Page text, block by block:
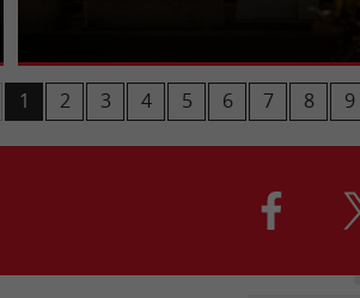
1 2 3 4 5 6 7 8 9